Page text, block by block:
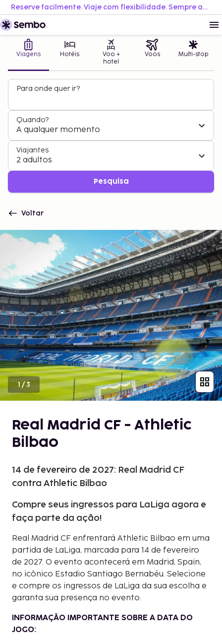
Reserve facilmente. Viaje com flexibilidade. Sempre ao melhor preço.
Viagens Hotéis
Voo +
hotel
Voos Multi-stop
Para onde quer ir?
Quando?
A qualquer momento
Viajantes
2 adultos
Pesquisa
Voltar
1 /3
Real Madrid CF - Athletic
Bilbao
14 de fevereiro de 2027: Real Madrid CF
contra Athletic Bilbao
Compre seus ingressos para LaLiga agora e
faça parte da ação!
Real Madrid CF enfrentará Athletic Bilbao em uma
partida de LaLiga, marcada para 14 de fevereiro
de 2027. O evento acontecerá em Madrid, Spain,
no icônico Estadio Santiago Bernabéu. Selecione
e compre os ingressos de LaLiga da sua escolha e
garanta sua presença no evento.
INFORMAÇÃO IMPORTANTE SOBRE A DATA DO
JOGO: